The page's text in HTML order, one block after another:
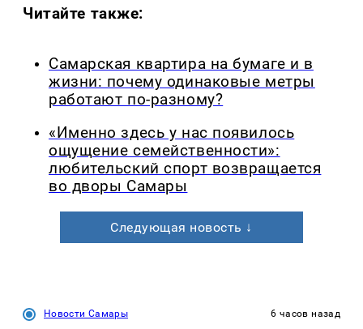
Читайте также:
Самарская квартира на бумаге и в
жизни: почему одинаковые метры
работают по-разному?
«Именно здесь у нас появилось
ощущение семейственности»:
любительский спорт возвращается
во дворы Самары
Следующая новость ↓
Новости Самары 6 часов назад